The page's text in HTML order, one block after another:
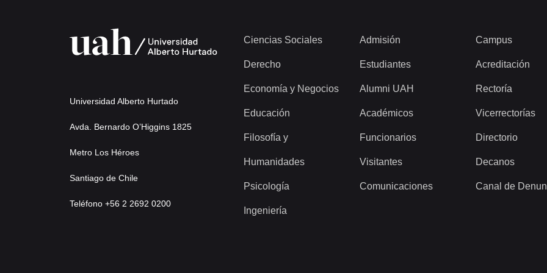
Universidad Alberto Hurtado
Avda. Bernardo O’Higgins 1825
Metro Los Héroes
Santiago de Chile
Teléfono +56 2 2692 0200
Ciencias Sociales
Derecho
Economía y Negocios
Educación
Filosofía y
Humanidades
Psicología
Ingeniería
Admisión
Estudiantes
Alumni UAH
Académicos
Funcionarios
Visitantes
Comunicaciones
Campus
Acreditación
Rectoría
Vicerrectorías
Directorio
Decanos
Canal de